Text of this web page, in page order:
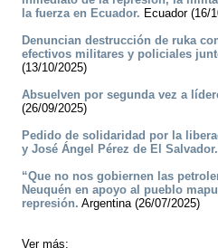
la fuerza en Ecuador. Ecuador (16/
Denuncian destrucción de ruka
efectivos militares y policiales
(13/10/2025)
Absuelven por segunda vez a
(26/09/2025)
Pedido de solidaridad por la
y José Ángel Pérez de El Salvador.
“Que no nos gobiernen las
Neuquén en apoyo al pueblo
represión. Argentina (26/07/2025)
Ver más: